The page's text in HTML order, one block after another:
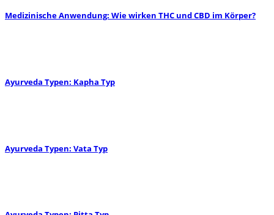
Medizinische Anwendung: Wie wirken THC und CBD im Körper?
Ayurveda Typen: Kapha Typ
Ayurveda Typen: Vata Typ